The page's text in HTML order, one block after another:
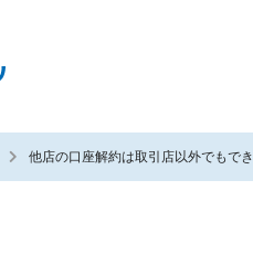
他店の口座解約は取引店以外でもで